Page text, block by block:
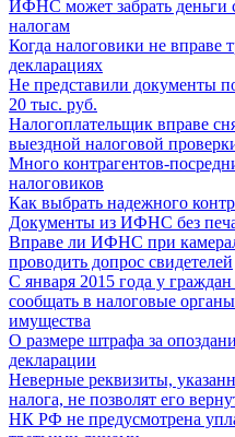
ИФНС может забрать деньги
налогам
Когда налоговики не вправе
декларациях
Не представили документы
20 тыс. руб.
Налогоплательщик вправе
выездной налоговой
Много контрагентов-
налоговиков
Как выбрать надежного
Документы из ИФНС без
Вправе ли ИФНС при
проводить допрос свидетелей
С января 2015 года у граждан
сообщать в налоговые
имущества
О размере штрафа за
декларации
Неверные реквизиты,
налога, не позволят его
НК РФ не предусмотрена